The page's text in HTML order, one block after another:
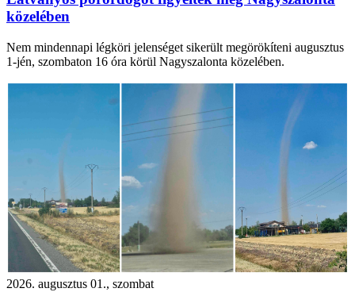
közelében
Nem mindennapi légköri jelenséget sikerült megörökíteni augusztus
1-jén, szombaton 16 óra körül Nagyszalonta közelében.
2026. augusztus 01., szombat